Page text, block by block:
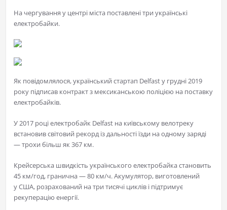
На чергування у центрі міста поставлені три українські
електробайки.
Як повідомлялося, український стартап Delfast у грудні 2019
року підписав контракт з мексиканською поліцією на поставку
електробайків.
У 2017 році електробайк Delfast на київському велотреку
встановив світовий рекорд із дальності їзди на одному заряді
— трохи більш як 367 км.
Крейсерська швидкість українського електробайка становить
45 км/год, гранична — 80 км/ч. Акумулятор, виготовлений
у США, розрахований на три тисячі циклів і підтримує
рекуперацію енергії.